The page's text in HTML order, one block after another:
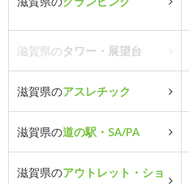
滋賀県のタワー・展望台
滋賀県のアスレチック
滋賀県の道の駅・SA/PA
滋賀県のアウトレット・ショ